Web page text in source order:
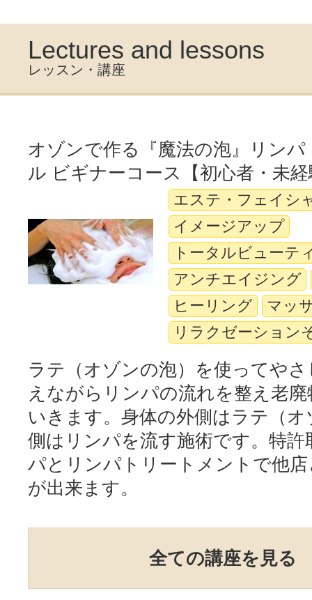
Lectures and lessons
レッスン・講座
オゾンで作る『魔法の泡』リン
ル ビギナーコース【初心者・未
エステ・フェイシ
イメージアップ
トータルビューテ
アンチエイジング
ヒーリング
マッ
リラクゼーション
ラテ（オゾンの泡）を使ってや
えながらリンパの流れを整え老
いきます。身体の外側はラテ（
側はリンパを流す施術です。特許
パとリンパトリートメントで他
が出来ます。
全ての講座を見る